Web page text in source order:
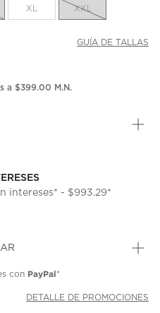
la
misma
XL XXL
GUÍA DE TALLAS
a $399.00 M.N.
intereses* - $993.29*
con PayPal*
DETALLE DE PROMOCIONES